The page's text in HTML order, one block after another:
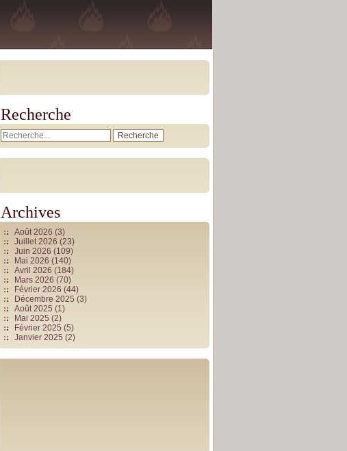
Recherche
Archives
Août 2026 (3)
Juillet 2026 (23)
Juin 2026 (109)
Mai 2026 (140)
Avril 2026 (184)
Mars 2026 (70)
Février 2026 (44)
Décembre 2025 (3)
Août 2025 (1)
Mai 2025 (2)
Février 2025 (5)
Janvier 2025 (2)